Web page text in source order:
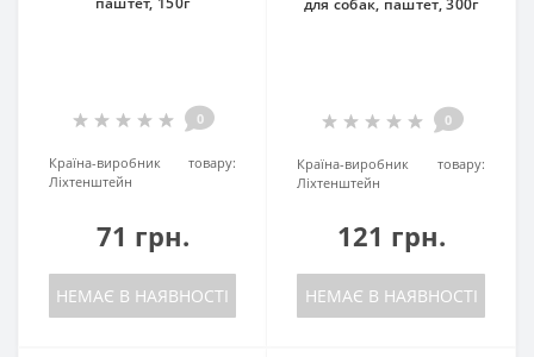
0
Країна-виробник товару:
Ліхтенштейн
71 грн.
НЕМАЄ В НАЯВНОСТІ
0
Країна-виробник товару:
Ліхтенштейн
121 грн.
НЕМАЄ В НАЯВНОСТІ